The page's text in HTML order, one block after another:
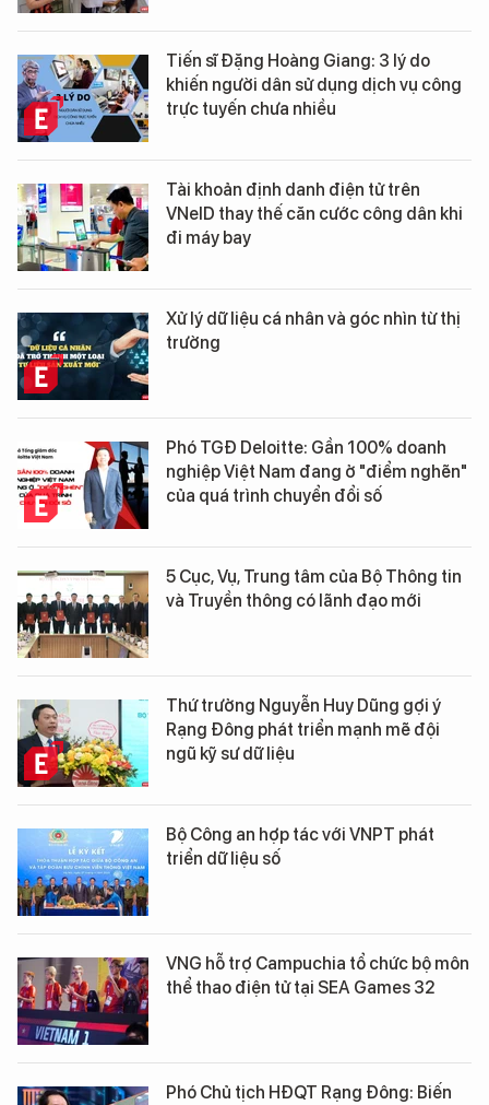
Tiến sĩ Đặng Hoàng Giang: 3 lý do
khiến người dân sử dụng dịch vụ công
trực tuyến chưa nhiều
Tài khoản định danh điện tử trên
VNeID thay thế căn cước công dân khi
đi máy bay
Xử lý dữ liệu cá nhân và góc nhìn từ thị
trường
Phó TGĐ Deloitte: Gần 100% doanh
nghiệp Việt Nam đang ở "điểm nghẽn"
của quá trình chuyển đổi số
5 Cục, Vụ, Trung tâm của Bộ Thông tin
và Truyền thông có lãnh đạo mới
Thứ trưởng Nguyễn Huy Dũng gợi ý
Rạng Đông phát triển mạnh mẽ đội
ngũ kỹ sư dữ liệu
Bộ Công an hợp tác với VNPT phát
triển dữ liệu số
VNG hỗ trợ Campuchia tổ chức bộ môn
thể thao điện tử tại SEA Games 32
Phó Chủ tịch HĐQT Rạng Đông: Biến